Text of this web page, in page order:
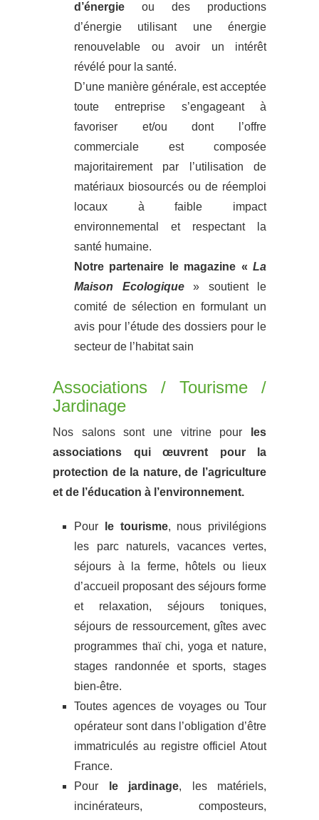
d’énergie ou des productions
d’énergie utilisant une énergie
renouvelable ou avoir un intérêt
révélé pour la santé.
D’une manière générale, est acceptée
toute entreprise s’engageant à
favoriser et/ou dont l’offre
commerciale est composée
majoritairement par l’utilisation de
matériaux biosourcés ou de réemploi
locaux à faible impact
environnemental et respectant la
santé humaine.
Notre partenaire le magazine « La
Maison Ecologique» soutient le
comité de sélection en formulant un
avis pour l’étude des dossiers pour le
secteur de l’habitat sain
Associations / Tourisme /
Jardinage
Nos salons sont une vitrine pour
les
associations qui œuvrent pour la
protection de la nature, de l’agriculture
et de l’éducation à l’environnement.
Pour le tourisme, nous privilégions
les parc naturels, vacances vertes,
séjours à la ferme, hôtels ou lieux
d’accueil proposant des séjours forme
et relaxation, séjours toniques,
séjours de ressourcement, gîtes avec
programmes thaï chi, yoga et nature,
stages randonnée et sports, stages
bien-être.
Toutes agences de voyages ou Tour
opérateur sont dans l’obligation d’être
immatriculés au registre officiel Atout
France.
Pour
le jardinage, les matériels,
incinérateurs, composteurs,